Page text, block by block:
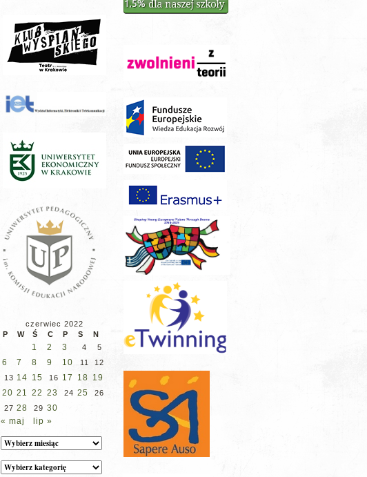
czerwiec 2022
P
W Ś C P S N
1 2 3 4 5
6 7 8 9 10 11
12
13 14 15 16 17 18 19
20 21 22 23 24 25
26
27 28 29 30
« maj
lip »
Archiwum
Kategorie
wpisów